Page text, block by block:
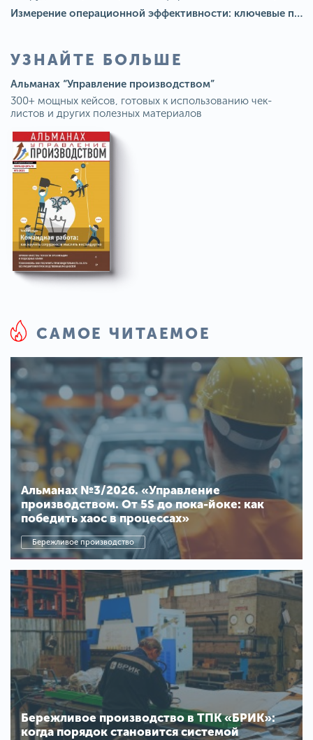
Измерение операционной эффективности: ключевые показатели для непрерывного совершенствования
УЗНАЙТЕ БОЛЬШЕ
Альманах “Управление производством”
300+ мощных кейсов, готовых к использованию чек-
листов и других полезных материалов
САМОЕ ЧИТАЕМОЕ
Альманах №3/2026. «Управление
производством. От 5S до пока-йоке: как
победить хаос в процессах»
Бережливое производство
Бережливое производство в ТПК «БРИК»:
когда порядок становится системой